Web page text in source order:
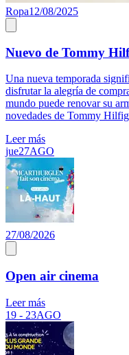
Ropa12/08/2025
Nuevo de Tommy
Una nueva temporada
disfrutar la alegría de
mundo puede renovar su
novedades de Tommy
Leer más
jue27AGO
27/08/2026
Open air cinema
Leer más
19 - 23AGO